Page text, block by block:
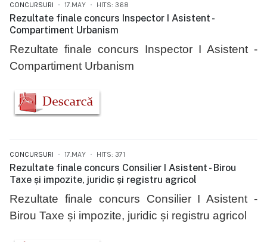
CONCURSURI 17.MAY HITS: 368
Rezultate finale concurs Inspector I Asistent -
Compartiment Urbanism
Rezultate finale concurs Inspector I Asistent -
Compartiment Urbanism
CONCURSURI 17.MAY HITS: 371
Rezultate finale concurs Consilier I Asistent - Birou
Taxe și impozite, juridic și registru agricol
Rezultate finale concurs Consilier I Asistent -
Birou Taxe și impozite, juridic și registru agricol